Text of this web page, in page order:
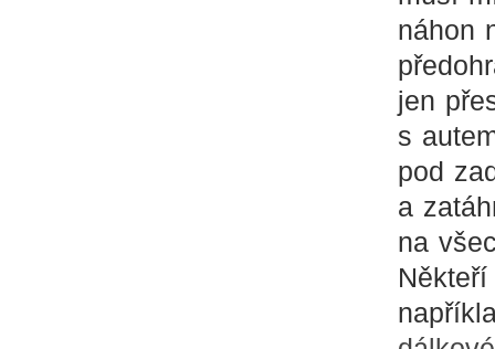
náhon
jen
s
pod
a
na